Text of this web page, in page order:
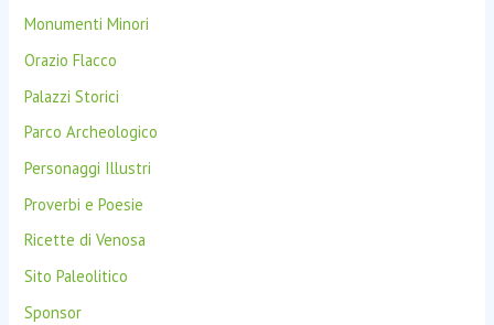
Monumenti Minori
Orazio Flacco
Palazzi Storici
Parco Archeologico
Personaggi Illustri
Proverbi e Poesie
Ricette di Venosa
Sito Paleolitico
Sponsor